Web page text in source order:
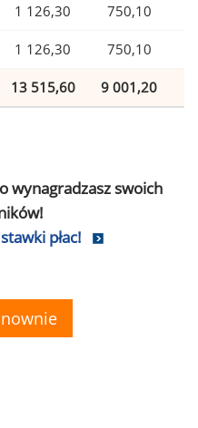
1 126,30 750,10
1 126,30 750,10
13 515,60 9 001,20
wynagradzasz swoich
płac!